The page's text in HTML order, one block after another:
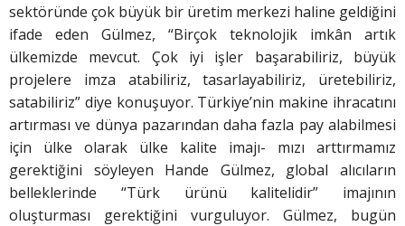
sektöründe çok büyük bir üretim merkezi haline geldiğini
ifade eden Gülmez, “Birçok teknolojik imkân artık
ülkemizde mevcut. Çok iyi işler başarabiliriz, büyük
projelere imza atabiliriz, tasarlayabiliriz, üretebiliriz,
satabiliriz” diye konuşuyor. Türkiye’nin makine ihracatını
artırması ve dünya pazarından daha fazla pay alabilmesi
için ülke olarak ülke kalite imajı- mızı arttırmamız
gerektiğini söyleyen Hande Gülmez, global alıcıların
belleklerinde “Türk ürünü kalitelidir” imajının
oluşturması gerektiğini vurguluyor. Gülmez, bugün